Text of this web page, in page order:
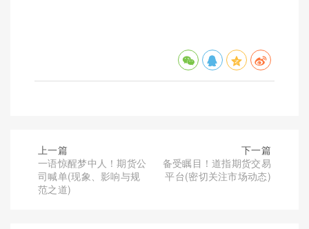
上一篇
一语惊醒梦中人！期货公
司喊单(现象、影响与规
范之道)
下一篇
备受瞩目！道指期货交易
平台(密切关注市场动态)